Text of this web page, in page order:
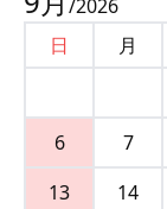
/2026
日
月
6
7
13
14